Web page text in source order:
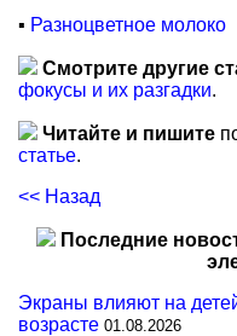
▪ Разноцветное молоко
Смотрите другие
фокусы и их разгадки.
Читайте и пишите
статье.
<< Назад
Последние
Экраны влияют на
возрасте 01.08.2026